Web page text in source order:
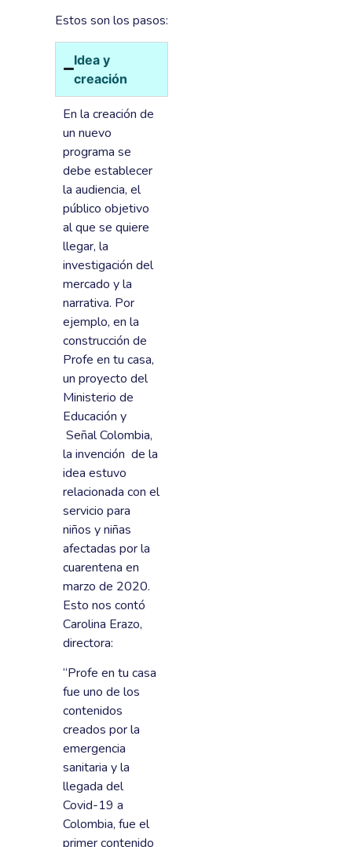
Estos son los pasos:
Idea y
creación
En la creación de
un nuevo
programa se
debe establecer
la audiencia, el
público objetivo
al que se quiere
llegar, la
investigación del
mercado y la
narrativa. Por
ejemplo, en la
construcción de
Profe en tu casa,
un proyecto del
Ministerio de
Educación y
Señal Colombia,
la invención de la
idea estuvo
relacionada con el
servicio para
niños y niñas
afectadas por la
cuarentena en
marzo de 2020.
Esto nos contó
Carolina Erazo,
directora:
“Profe en tu casa
fue uno de los
contenidos
creados por la
emergencia
sanitaria y la
llegada del
Covid-19 a
Colombia, fue el
primer contenido